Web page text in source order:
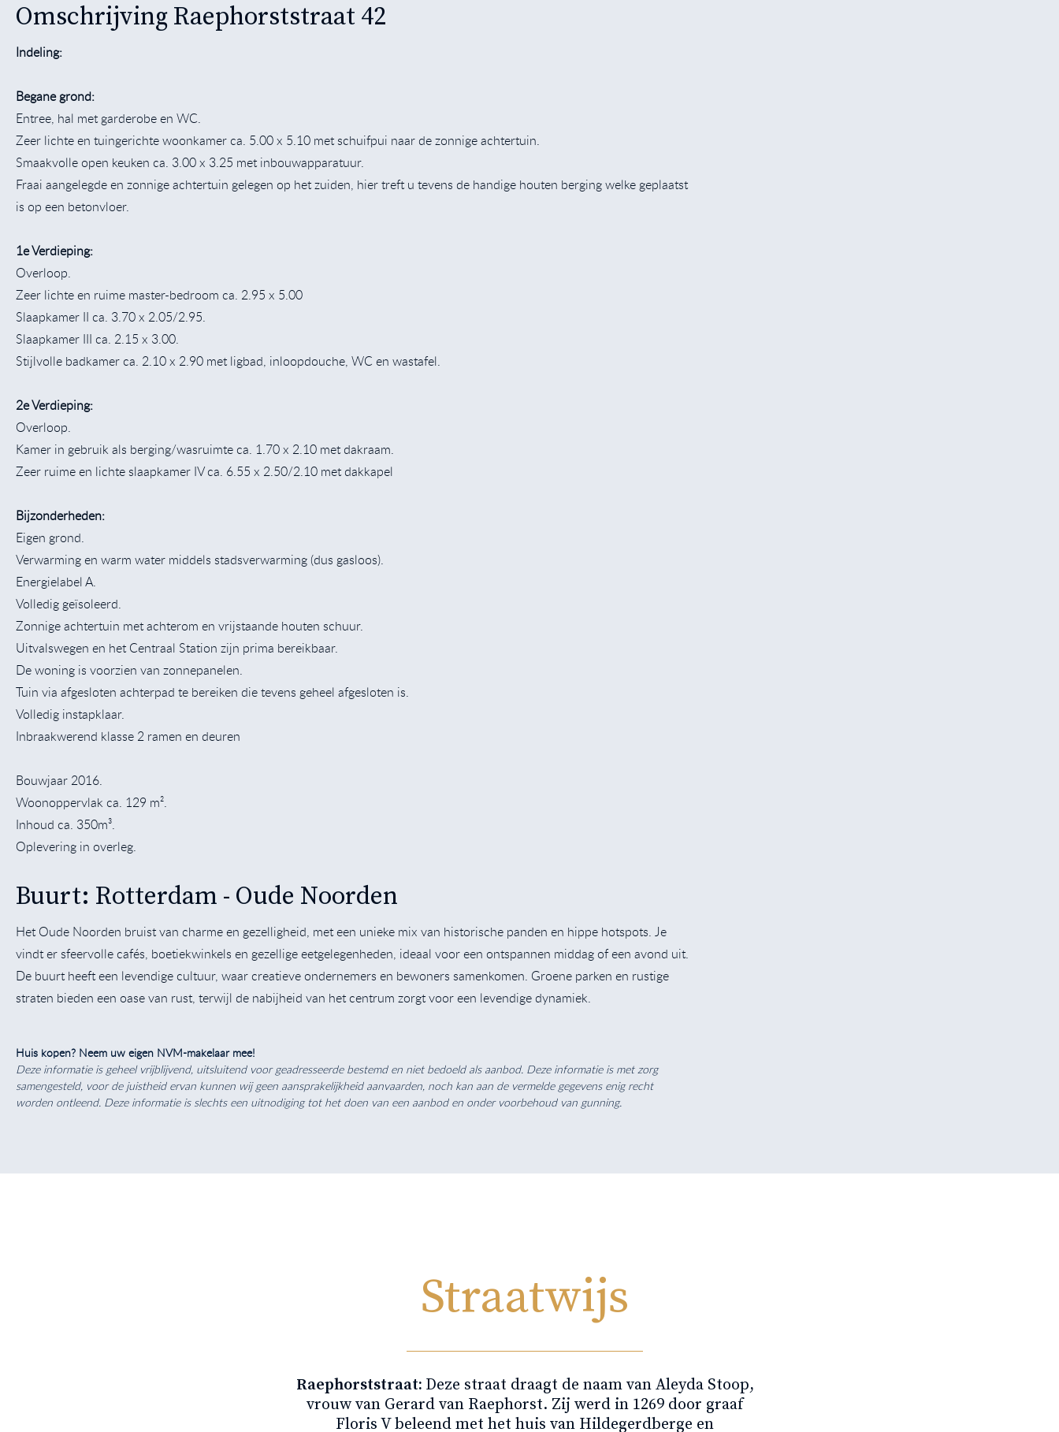
Omschrijving Raephorststraat 42
Indeling:
Begane grond:
Entree, hal met garderobe en WC.
Zeer lichte en tuingerichte woonkamer ca. 5.00 x 5.10 met schuifpui naar de zonnige achtertuin.
Smaakvolle open keuken ca. 3.00 x 3.25 met inbouwapparatuur.
Fraai aangelegde en zonnige achtertuin gelegen op het zuiden, hier treft u tevens de handige houten berging welke geplaatst
is op een betonvloer.
1e Verdieping:
Overloop.
Zeer lichte en ruime master-bedroom ca. 2.95 x 5.00
Slaapkamer II ca. 3.70 x 2.05/2.95.
Slaapkamer III ca. 2.15 x 3.00.
Stijlvolle badkamer ca. 2.10 x 2.90 met ligbad, inloopdouche, WC en wastafel.
2e Verdieping:
Overloop.
Kamer in gebruik als berging/wasruimte ca. 1.70 x 2.10 met dakraam.
Zeer ruime en lichte slaapkamer IV ca. 6.55 x 2.50/2.10 met dakkapel
Bijzonderheden:
Eigen grond.
Verwarming en warm water middels stadsverwarming (dus gasloos).
Energielabel A.
Volledig geïsoleerd.
Zonnige achtertuin met achterom en vrijstaande houten schuur.
Uitvalswegen en het Centraal Station zijn prima bereikbaar.
De woning is voorzien van zonnepanelen.
Tuin via afgesloten achterpad te bereiken die tevens geheel afgesloten is.
Volledig instapklaar.
Inbraakwerend klasse 2 ramen en deuren
Bouwjaar 2016.
Woonoppervlak ca. 129 m².
Inhoud ca. 350m³.
Oplevering in overleg.
Buurt: Rotterdam - Oude Noorden
Het Oude Noorden bruist van charme en gezelligheid, met een unieke mix van historische panden en hippe hotspots. Je
vindt er sfeervolle cafés, boetiekwinkels en gezellige eetgelegenheden, ideaal voor een ontspannen middag of een avond uit.
De buurt heeft een levendige cultuur, waar creatieve ondernemers en bewoners samenkomen. Groene parken en rustige
straten bieden een oase van rust, terwijl de nabijheid van het centrum zorgt voor een levendige dynamiek.
Huis kopen? Neem uw eigen NVM-makelaar mee!
Deze informatie is geheel vrijblijvend, uitsluitend voor geadresseerde bestemd en niet bedoeld als aanbod. Deze informatie is met zorg
samengesteld, voor de juistheid ervan kunnen wij geen aansprakelijkheid aanvaarden, noch kan aan de vermelde gegevens enig recht
worden ontleend. Deze informatie is slechts een uitnodiging tot het doen van een aanbod en onder voorbehoud van gunning.
Straatwijs
Raephorststraat: Deze straat draagt de naam van Aleyda Stoop,
vrouw van Gerard van Raephorst. Zij werd in 1269 door graaf
Floris V beleend met het huis van Hildegerdberge en